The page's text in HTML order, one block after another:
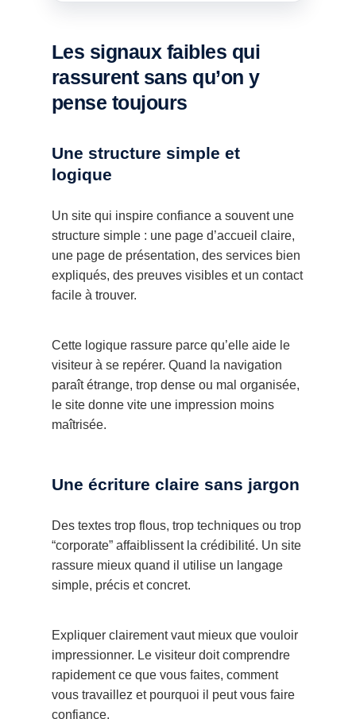
Les signaux faibles qui
rassurent sans qu’on y
pense toujours
Une structure simple et
logique
Un site qui inspire confiance a souvent une
structure simple : une page d’accueil claire,
une page de présentation, des services bien
expliqués, des preuves visibles et un contact
facile à trouver.
Cette logique rassure parce qu’elle aide le
visiteur à se repérer. Quand la navigation
paraît étrange, trop dense ou mal organisée,
le site donne vite une impression moins
maîtrisée.
Une écriture claire sans jargon
Des textes trop flous, trop techniques ou trop
“corporate” affaiblissent la crédibilité. Un site
rassure mieux quand il utilise un langage
simple, précis et concret.
Expliquer clairement vaut mieux que vouloir
impressionner. Le visiteur doit comprendre
rapidement ce que vous faites, comment
vous travaillez et pourquoi il peut vous faire
confiance.